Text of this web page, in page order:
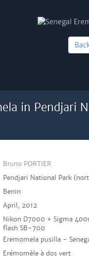
in Pendjari
Bruno PORTIER
Pendjari National Park
Benin
April, 2012
Nikon D7000 + Sigma
flash SB-700
Eremomela pusilla -
Erémomèle à dos vert